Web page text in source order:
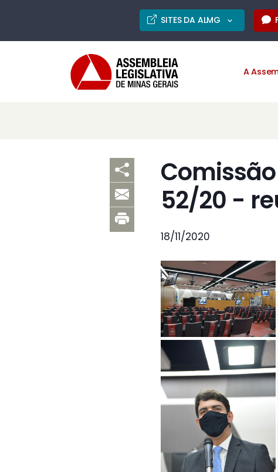
SITES DA ALMG
A
52/20 -
18/11/2020